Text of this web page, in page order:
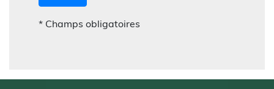
* Champs obligatoires